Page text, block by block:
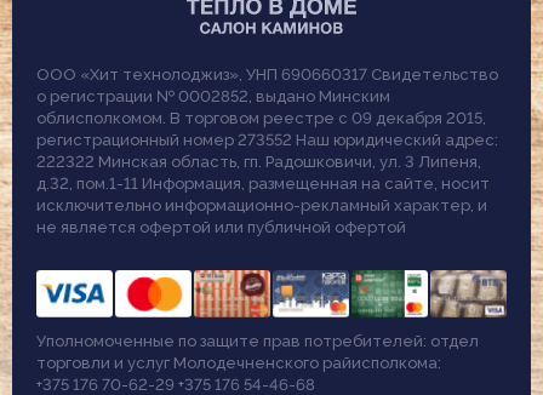
ООО «Хит технолоджиз», УНП 690660317 Свидетельство
о регистрации № 0002852, выдано Минским
облисполкомом. В торговом реестре с 09 декабря 2015,
регистрационный номер 273552 Наш юридический адрес:
222322 Минская область, гп. Радошковичи, ул. 3 Липеня,
д.32, пом.1-11 Информация, размещенная на сайте, носит
исключительно информационно-рекламный характер, и
не является офертой или публичной офертой
Уполномоченные по защите прав потребителей: отдел
торговли и услуг Молодечненского райисполкома:
+375 176 70-62-29 +375 176 54-46-68